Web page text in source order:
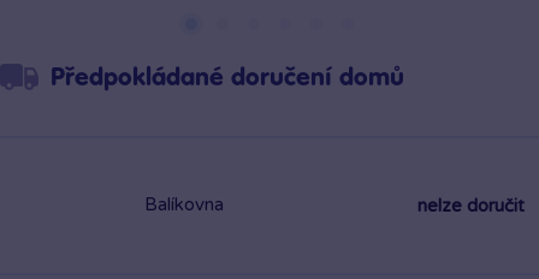
Předpokládané doručení domů
Balíkovna nelze doručit